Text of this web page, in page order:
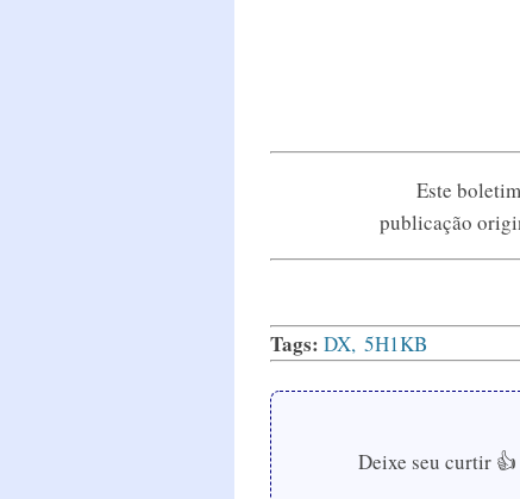
Este
publicação
Tags: DX 5H1KB
Deixe seu curtir